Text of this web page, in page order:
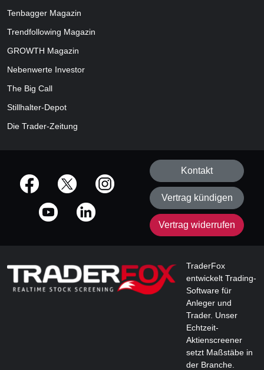
Tenbagger Magazin
Trendfollowing Magazin
GROWTH Magazin
Nebenwerte Investor
The Big Call
Stillhalter-Depot
Die Trader-Zeitung
offizielle Social Media-Accounts
Kontakt
Vertrag kündigen
Vertrag widerrufen
TraderFox
entwickelt Trading-
Software für
Anleger und
Trader. Unser
Echtzeit-
Aktienscreener
setzt Maßstäbe in
der Branche.